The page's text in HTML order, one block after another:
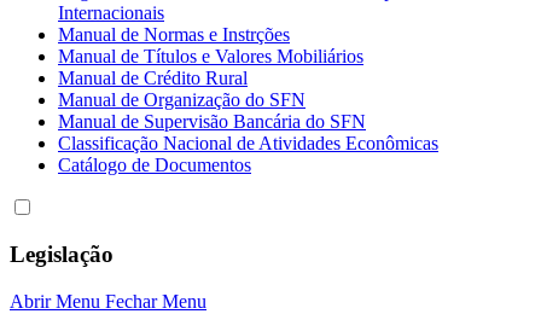
Internacionais
Manual de Normas e Instrções
Manual de Títulos e Valores Mobiliários
Manual de Crédito Rural
Manual de Organização do SFN
Manual de Supervisão Bancária do SFN
Classificação Nacional de Atividades Econômicas
Catálogo de Documentos
Legislação
Abrir Menu Fechar Menu